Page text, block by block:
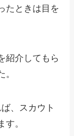
たときは目を
紹介してもら
、スカウト
。